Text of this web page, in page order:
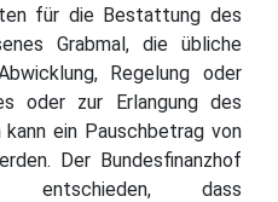
für die Bestattung des
Grabmal, die übliche
Regelung oder
oder zur Erlangung des
ein Pauschbetrag von
Der Bundesfinanzhof
dass